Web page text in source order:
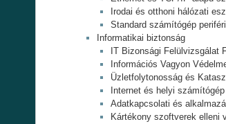
Irodai és otthoni hálózati
Standard számítógép
Informatikai biztonság
IT Bizonsági Felülvizsgálat
Információs Vagyon
Üzletfolytonosság és
Internet és helyi
Adatkapcsolati és
Kártékony szoftverek elleni